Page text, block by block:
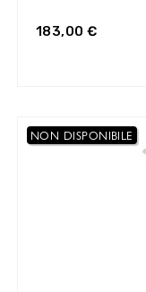
183,00 €
NON DISPONIBILE